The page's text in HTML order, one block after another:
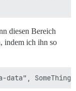
diesen Bereich
indem ich ihn so